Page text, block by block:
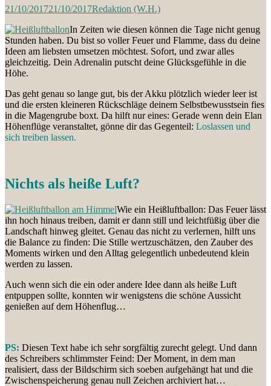
21/10/201721/10/2017Redaktion (W.H.)
In Zeiten wie diesen können die Tage nicht genug
Stunden haben. Du bist so voller Feuer und Flamme, dass du deine
Ideen am liebsten umsetzen möchtest. Sofort, und zwar alles
gleichzeitig. Dein Adrenalin putscht deine Glücksgefühle in die
Höhe.
Das geht genau so lange gut, bis der Akku plötzlich wieder leer ist
und die ersten kleineren Rückschläge deinem Selbstbewusstsein fies
in die Magengrube boxt. Da hilft nur eines: Gerade wenn dein Elan
Höhenflüge veranstaltet, gönne dir das Gegenteil: Loslassen und
sich treiben lassen.
Nichts als heiße Luft?
Wie ein Heißluftballon: Das Feuer lässt
ihn hoch hinaus treiben, damit er dann still und leichtfüßig über die
Landschaft hinweg gleitet. Genau das nicht zu verlernen, hilft uns
die Balance zu finden: Die Stille wertzuschätzen, den Zauber des
Moments wirken und den Alltag gelegentlich unbedeutend klein
werden zu lassen.
Auch wenn sich die ein oder andere Idee dann als heiße Luft
entpuppen sollte, konnten wir wenigstens die schöne Aussicht
genießen auf dem Höhenflug…
PS: Diesen Text habe ich sehr sorgfältig zurecht gelegt. Und dann
des Schreibers schlimmster Feind: Der Moment, in dem man
realisiert, dass der Bildschirm sich soeben aufgehängt hat und die
Zwischenspeicherung genau null Zeichen archiviert hat…